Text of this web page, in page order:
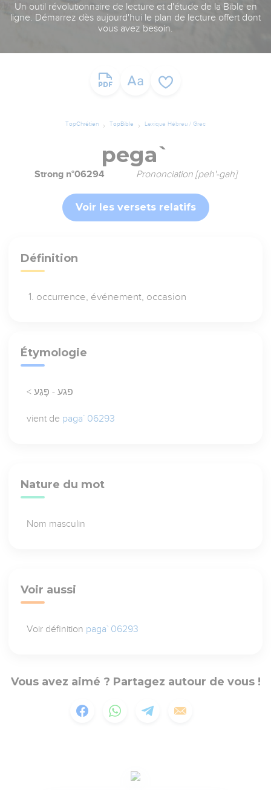
Un outil révolutionnaire de lecture et d'étude de la Bible en
ligne. Démarrez dès aujourd'hui le plan de lecture offert dont
vous avez besoin.
TopChrétien TopBible Lexique Hébreu / Grec
pega`
Strong n°06294 Prononciation [peh'-gah]
Voir les versets relatifs
Définition
occurrence, événement, occasion
Étymologie
< פגע - פֶּגַע
vient de paga` 06293
Nature du mot
Nom masculin
Voir aussi
Voir définition paga` 06293
Vous avez aimé ? Partagez autour de vous !